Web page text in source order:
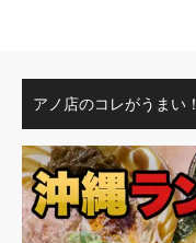
アノ店のコレがうまい！